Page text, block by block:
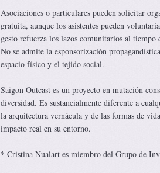
Asociaciones o particulares pueden solicitar
gratuita, aunque los asistentes pueden
gesto refuerza los lazos comunitarios al
No se admite la esponsorización
espacio físico y el tejido social.
Saigon Outcast es un proyecto en mutación
diversidad. Es sustancialmente diferente a
la arquitectura vernácula y de las formas de
impacto real en su entorno.
* Cristina Nualart es miembro del Grupo de